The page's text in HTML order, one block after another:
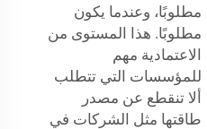
مطلوبًا، وعندما يكون
مطلوبًا. هذا المستوى من
الاعتمادية مهم
للمؤسسات التي تتطلب
ألا تنقطع عن مصدر
طاقتها مثل الشركات في